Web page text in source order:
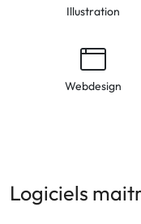
Illustration
Webdesign
Logiciels